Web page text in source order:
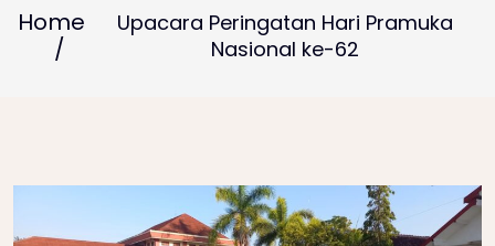
Home
Upacara Peringatan Hari Pramuka
Nasional ke-62